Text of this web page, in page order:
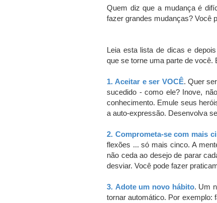
Quem diz que a mudança é
fazer grandes mudanças? Você
Leia esta lista de dicas e
que se torne uma parte de você.
1. Aceitar e ser VOCÊ.Quer
sucedido - como ele? Inove,
conhecimento. Emule seus
a auto-expressão. Desenvolva
2. Comprometa-se com mais
flexões ... só mais cinco.A
não ceda ao desejo de parar
desviar. Você pode fazer
3. Adote um novo hábito. Um
tornar automático. Por exemplo: